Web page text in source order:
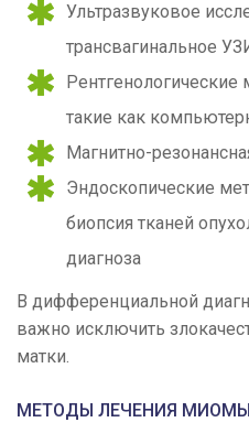
Ультразвуковое
трансвагинальное
такие как
Магнитно-
Эндоскопические
биопсия тканей
диагноза
В дифференциальной
важно исключить
матки.
МЕТОДЫ ЛЕЧЕНИЯ